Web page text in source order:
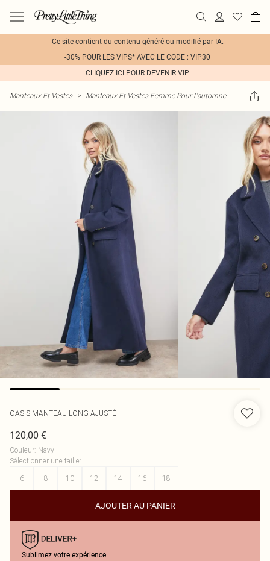
Ce site contient du contenu généré ou modifié par IA.
-30% POUR LES VIPS* AVEC LE CODE : VIP30
CLIQUEZ ICI POUR DEVENIR VIP
Manteaux Et Vestes > Manteaux Et Vestes Femme Pour L'automne
OASIS MANTEAU LONG AJUSTÉ
120,00 €
Couleur: Navy
Sélectionner une taille:
6
8 10 12 14 16 18
AJOUTER AU PANIER
Sublimez votre expérience